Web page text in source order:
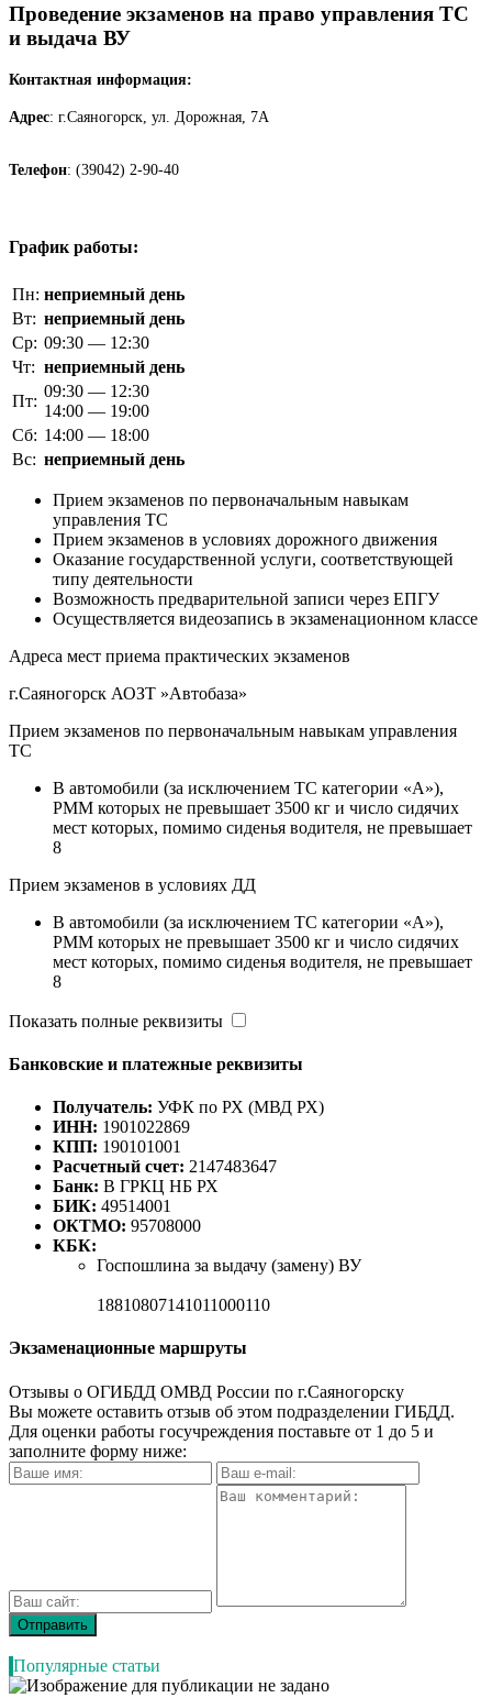
Проведение экзаменов на право управления ТС
и выдача ВУ
Контактная информация:
Адрес: г.Саяногорск, ул. Дорожная, 7А
Телефон: (39042) 2-90-40
График работы:
Пн: неприемный день
Вт: неприемный день
Ср: 09:30 — 12:30
Чт: неприемный день
Пт:
09:30 — 12:30
14:00 — 19:00
Сб: 14:00 — 18:00
Вс: неприемный день
Прием экзаменов по первоначальным навыкам
управления ТС
Прием экзаменов в условиях дорожного движения
Оказание государственной услуги, соответствующей
типу деятельности
Возможность предварительной записи через ЕПГУ
Осуществляется видеозапись в экзаменационном классе
Адреса мест приема практических экзаменов
г.Саяногорск АОЗТ »Автобаза»
Прием экзаменов по первоначальным навыкам управления
ТС
B автомобили (за исключением ТС категории «A»),
РММ которых не превышает 3500 кг и число сидячих
мест которых, помимо сиденья водителя, не превышает
8
Прием экзаменов в условиях ДД
B автомобили (за исключением ТС категории «A»),
РММ которых не превышает 3500 кг и число сидячих
мест которых, помимо сиденья водителя, не превышает
8
Показать полные реквизиты
Банковские и платежные реквизиты
Получатель: УФК по РХ (МВД РХ)
ИНН: 1901022869
КПП: 190101001
Расчетный счет: 2147483647
Банк: В ГРКЦ НБ РХ
БИК: 49514001
ОКТМО: 95708000
КБК:
Госпошлина за выдачу (замену) ВУ
18810807141011000110
Экзаменационные маршруты
Отзывы о ОГИБДД ОМВД России по г.Саяногорску
Вы можете оставить отзыв об этом подразделении ГИБДД.
Для оценки работы госучреждения поставьте от 1 до 5 и
заполните форму ниже:
Популярные статьи